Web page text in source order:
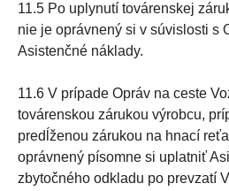
11.5 Po uplynutí továrenskej
nie je oprávnený si v súvislosti s
Asistenčné náklady.
11.6 V prípade Opráv na ceste
továrenskou zárukou výrobcu,
predĺženou zárukou na hnací
oprávnený písomne si uplatniť
zbytočného odkladu po prevzatí